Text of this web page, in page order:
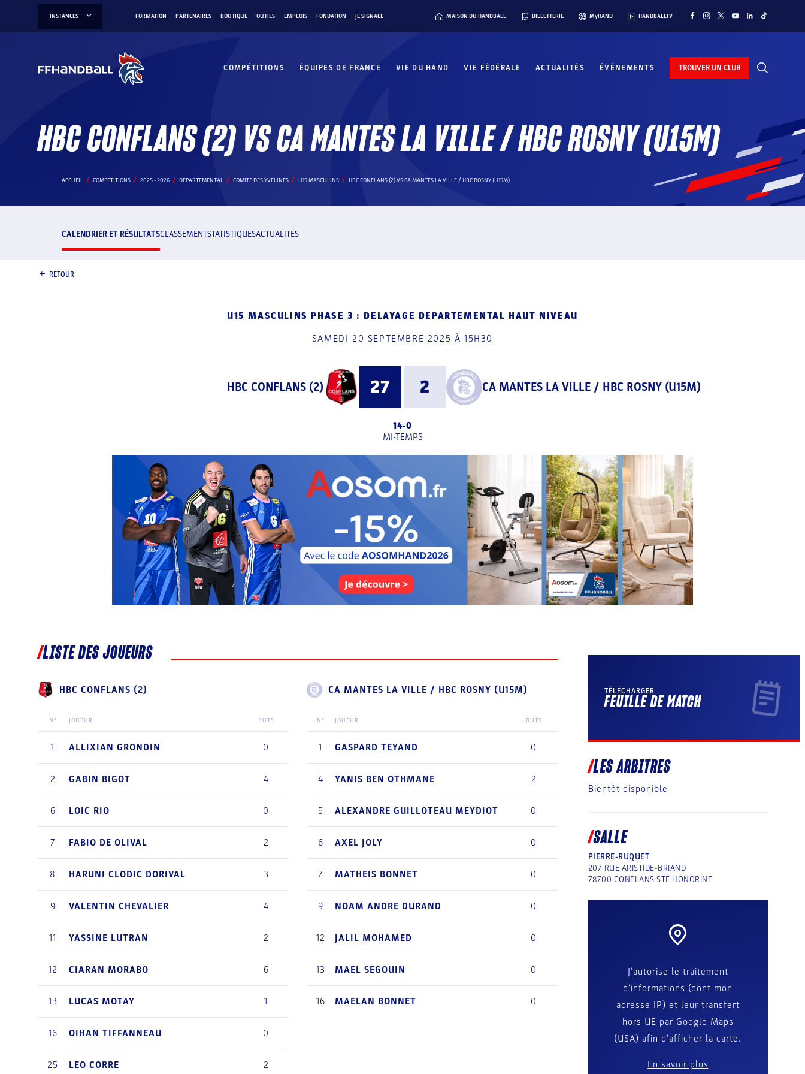
INSTANCES FORMATION PARTENAIRES BOUTIQUE OUTILS EMPLOIS FONDATION JE SIGNALE MAISON DU HANDBALL BILLETTERIE MyHAND HANDBALLTV
COMPÉTITIONS ÉQUIPES DE FRANCE VIE DU HAND VIE FÉDÉRALE ACTUALITÉS ÉVÉNEMENTS TROUVER UN CLUB
HBC CONFLANS (2) VS CA MANTES LA VILLE / HBC ROSNY (U15M)
ACCUEIL COMPÉTITIONS 2025 - 2026 DEPARTEMENTAL COMITE DES YVELINES U15 MASCULINS HBC CONFLANS (2) VS CA MANTES LA VILLE / HBC ROSNY (U15M)
CALENDRIER ET RÉSULTATSCLASSEMENTSTATISTIQUESACTUALITÉS
RETOUR
U15 MASCULINS PHASE 3 : DELAYAGE DEPARTEMENTAL HAUT NIVEAU
SAMEDI 20 SEPTEMBRE 2025 À 15H30
HBC CONFLANS (2) 27 2 CA MANTES LA VILLE / HBC ROSNY (U15M)
14-0
MI-TEMPS
LISTE DES JOUEURS
HBC CONFLANS (2)
N° JOUEUR BUTS
1 ALLIXIAN GRONDIN 0
2 GABIN BIGOT 4
6 LOIC RIO 0
7 FABIO DE OLIVAL 2
8 HARUNI CLODIC DORIVAL 3
9 VALENTIN CHEVALIER 4
11 YASSINE LUTRAN 2
12 CIARAN MORABO 6
13 LUCAS MOTAY 1
16 OIHAN TIFFANNEAU 0
25 LEO CORRE 2
CA MANTES LA VILLE / HBC ROSNY (U15M)
N° JOUEUR BUTS
1 GASPARD TEYAND 0
4 YANIS BEN OTHMANE 2
5 ALEXANDRE GUILLOTEAU MEYDIOT 0
6 AXEL JOLY 0
7 MATHEIS BONNET 0
9 NOAM ANDRE DURAND 0
12 JALIL MOHAMED 0
13 MAEL SEGOUIN 0
16 MAELAN BONNET 0
TÉLÉCHARGER
FEUILLE DE MATCH
LES ARBITRES
Bientôt disponible
SALLE
PIERRE-RUQUET
207 RUE ARISTIDE-BRIAND
78700 CONFLANS STE HONORINE
J'autorise le traitement
d'informations (dont mon
adresse IP) et leur transfert
hors UE par Google Maps
(USA) afin d'afficher la carte.
En savoir plus